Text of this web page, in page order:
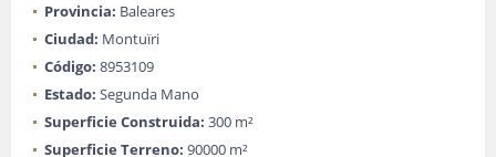
Provincia: Baleares
Ciudad: Montuïri
Código: 8953109
Estado: Segunda Mano
Superficie Construida: 300 m²
Superficie Terreno: 90000 m²